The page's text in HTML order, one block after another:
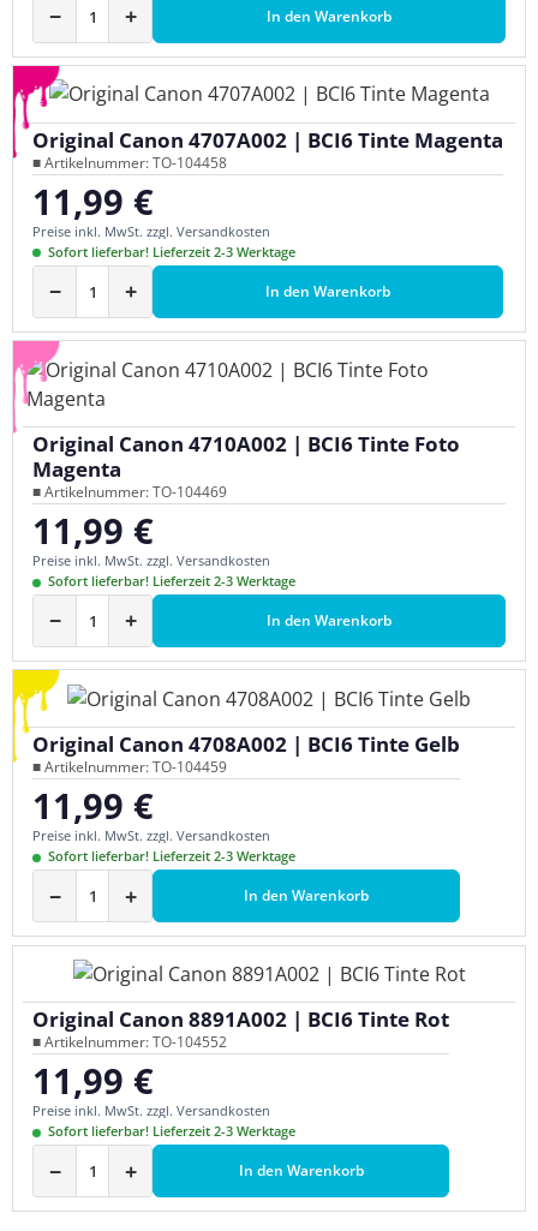
− + In den Warenkorb
Original Canon 4707A002 | BCI6 Tinte Magenta
■ Artikelnummer: TO-104458
Regulärer Preis:
11,99 €
Preise inkl. MwSt. zzgl. Versandkosten
Sofort lieferbar! Lieferzeit 2-3 Werktage
− + In den Warenkorb
Original Canon 4710A002 | BCI6 Tinte Foto
Magenta
■ Artikelnummer: TO-104469
Regulärer Preis:
11,99 €
Preise inkl. MwSt. zzgl. Versandkosten
Sofort lieferbar! Lieferzeit 2-3 Werktage
− + In den Warenkorb
Original Canon 4708A002 | BCI6 Tinte Gelb
■ Artikelnummer: TO-104459
Regulärer Preis:
11,99 €
Preise inkl. MwSt. zzgl. Versandkosten
Sofort lieferbar! Lieferzeit 2-3 Werktage
− + In den Warenkorb
Original Canon 8891A002 | BCI6 Tinte Rot
■ Artikelnummer: TO-104552
Regulärer Preis:
11,99 €
Preise inkl. MwSt. zzgl. Versandkosten
Sofort lieferbar! Lieferzeit 2-3 Werktage
− + In den Warenkorb